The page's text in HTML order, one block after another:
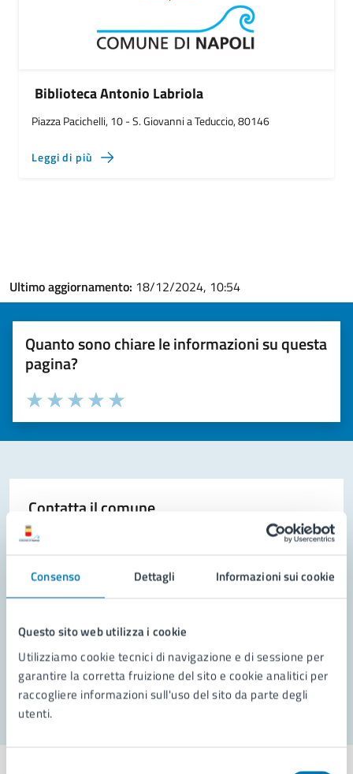
Consenso Dettagli Informazioni sui cookie
Questo sito web utilizza i cookie
Utilizziamo cookie tecnici di navigazione e di sessione per
garantire la corretta fruizione del sito e cookie analitici per
raccogliere informazioni sull'uso del sito da parte degli
utenti.
Biblioteca Antonio Labriola
Piazza Pacichelli, 10 - S. Giovanni a Teduccio, 80146
Leggi di più
Ultimo aggiornamento: 18/12/2024, 10:54
Quanto sono chiare le informazioni su questa
pagina?
Valuta la chiarezza delle informazioni (da 1 a 5 stelle)
Seleziona il numero di stelle per valutare la chiarezza delle
Valuta 5 stelle su 5
Valuta 4 stelle su 5
Valuta 3 stelle su 5
Valuta 2 stelle su 5
Valuta 1 stelle su 5
Contatta il comune
Richiedi assistenza
Segnala disservizio